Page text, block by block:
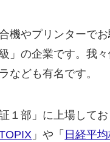
機やプリンターで
」の企業です。我
なども有名です。
１部」に上場して
」や「 日経平